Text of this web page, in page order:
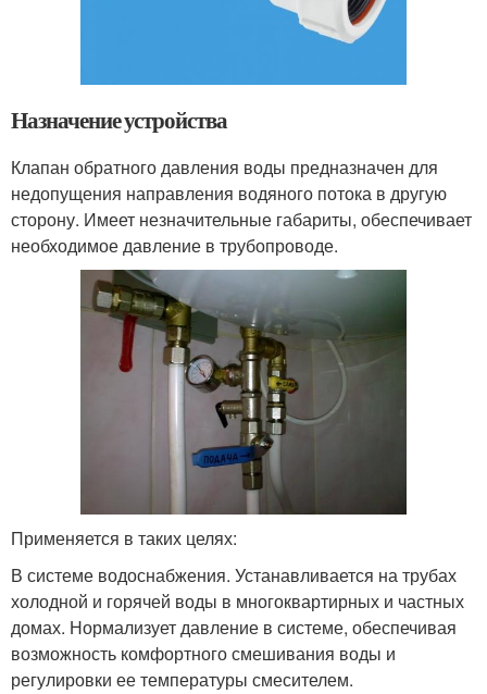
Назначение устройства
Клапан обратного давления воды предназначен для
недопущения направления водяного потока в другую
сторону. Имеет незначительные габариты, обеспечивает
необходимое давление в трубопроводе.
Применяется в таких целях:
В системе водоснабжения. Устанавливается на трубах
холодной и горячей воды в многоквартирных и частных
домах. Нормализует давление в системе, обеспечивая
возможность комфортного смешивания воды и
регулировки ее температуры смесителем.